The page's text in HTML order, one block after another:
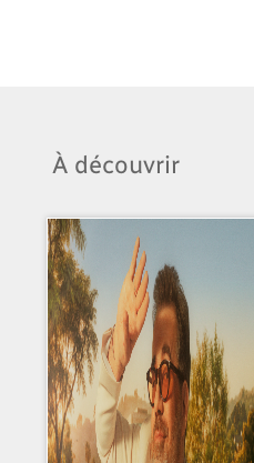
À découvrir